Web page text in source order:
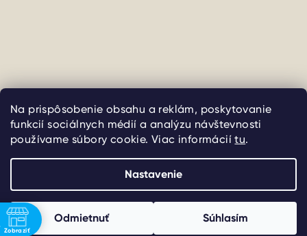
Na prispôsobenie obsahu a reklám, poskytovanie
funkcií sociálnych médií a analýzu návštevnosti
používame súbory cookie. Viac informáciítu.
Nastavenie
Odmietnuť Súhlasím
Sledovať na Instagrame
Copyright 2026uliate. Všetky práva vyhradené.
Vytvoril Shoptet
Zobraziť